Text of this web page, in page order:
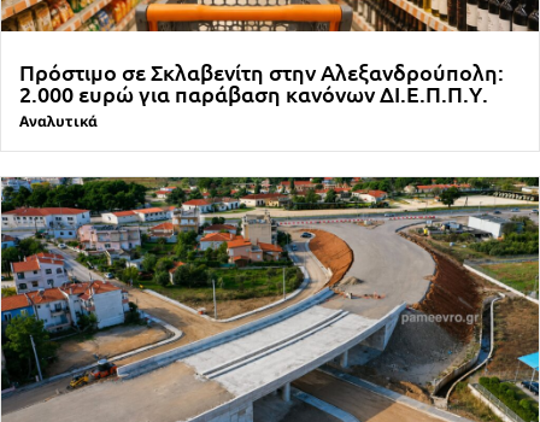
Πρόστιμο σε Σκλαβενίτη στην Αλεξανδρούπολη:
2.000 ευρώ για παράβαση κανόνων ΔΙ.Ε.Π.Π.Υ.
Αναλυτικά